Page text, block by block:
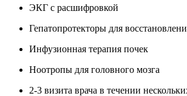
ЭКГ с расшифровкой
Гепатопротекторы для
Инфузионная терапия почек
Ноотропы для головного мозга
2-3 визита врача в течении